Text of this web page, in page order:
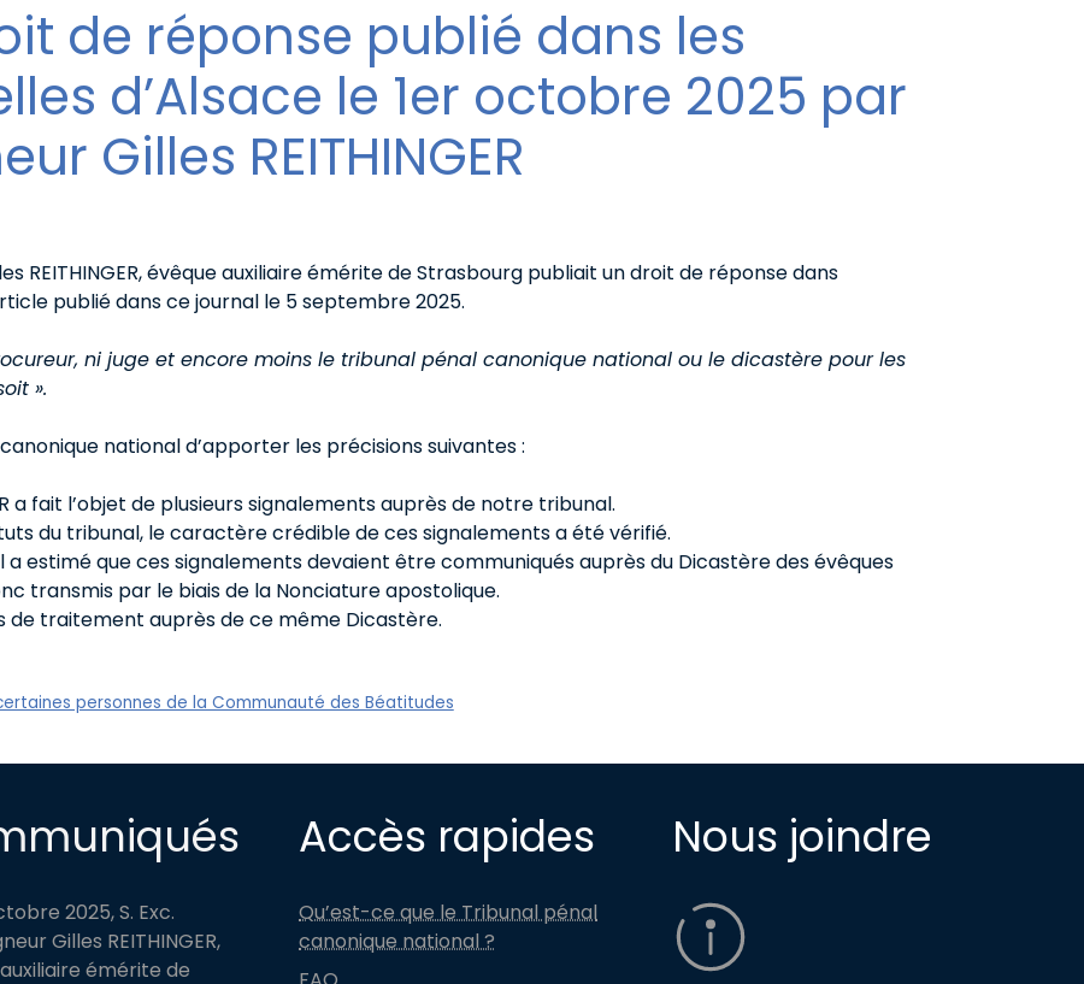
de réponse publié dans les
d’Alsace le 1er octobre 2025 par
Gilles REITHINGER
REITHINGER, évêque auxiliaire émérite de Strasbourg publiait un droit de réponse dans
publié dans ce journal le 5 septembre 2025.
ni juge et encore moins le tribunal pénal canonique national ou le dicastère pour les
».
national d’apporter les précisions suivantes :
a fait l’objet de plusieurs signalements auprès de notre tribunal.
du tribunal, le caractère crédible de ces signalements a été vérifié.
a estimé que ces signalements devaient être communiqués auprès du Dicastère des évêques
transmis par le biais de la Nonciature apostolique.
de traitement auprès de ce même Dicastère.
personnes de la Communauté des Béatitudes
2025, S. Exc.
Gilles REITHINGER,
émérite de
Accès rapides
Qu’est-ce que le Tribunal pénal
canonique national ?
Nous joindre